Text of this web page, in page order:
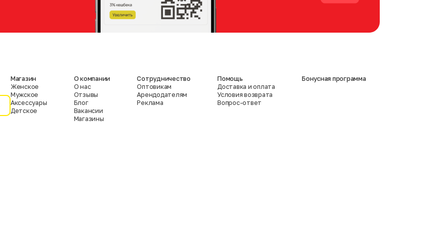
Магазин
Женское
Мужское
Аксессуары
Детское
О компании
О нас
Отзывы
Блог
Вакансии
Магазины
Сотрудничество
Оптовикам
Арендодателям
Реклама
Помощь
Доставка и оплата
Условия возврата
Вопрос-ответ
Бонусная программа